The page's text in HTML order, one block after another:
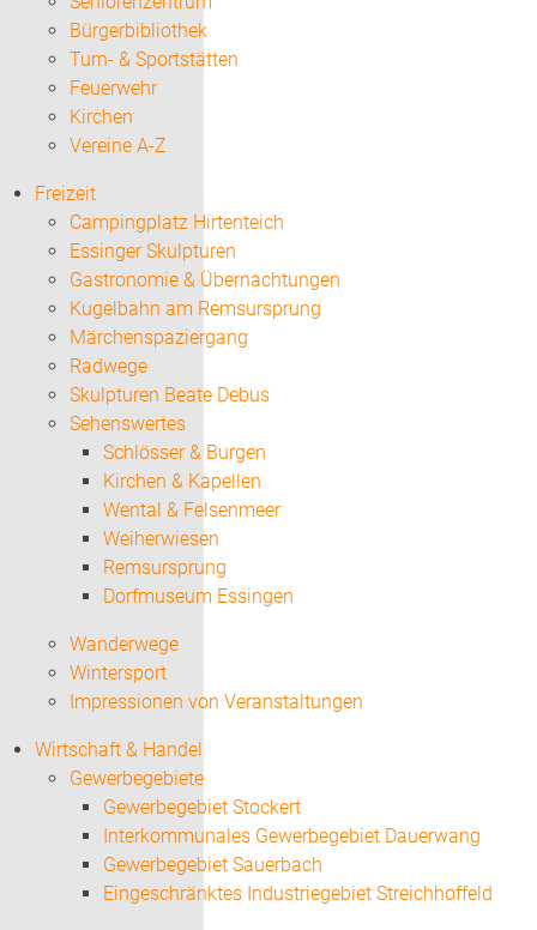
Bürgerbibliothek
Turn- & Sportstätten
Feuerwehr
Kirchen
Vereine A-Z
Freizeit
Campingplatz Hirtenteich
Essinger Skulpturen
Gastronomie & Übernachtungen
Kugelbahn am Remsursprung
Märchenspaziergang
Radwege
Skulpturen Beate Debus
Sehenswertes
Schlösser & Burgen
Kirchen & Kapellen
Wental & Felsenmeer
Weiherwiesen
Remsursprung
Dorfmuseum Essingen
Wanderwege
Wintersport
Impressionen von Veranstaltungen
Wirtschaft & Handel
Gewerbegebiete
Gewerbegebiet Stockert
Interkommunales Gewerbegebiet Dauerwang
Gewerbegebiet Sauerbach
Eingeschränktes Industriegebiet Streichhoffeld